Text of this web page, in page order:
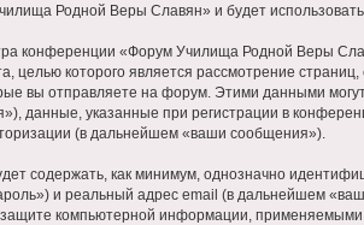
Родной Веры Славян» и будет
конференции «Форум Училища Родной Веры
целью которого является рассмотрение
вы отправляете на форум. Этими данными
данные, указанные при регистрации в
(в дальнейшем «ваши сообщения»).
содержать, как минимум, однозначно
и реальный адрес email (в дальнейшем
компьютерной информации,